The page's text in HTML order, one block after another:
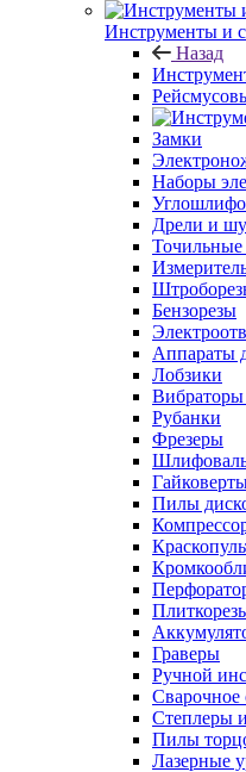
Инструменты и
Назад
Замки
Наборы
Дрели и
Точильные
Бензорезы
Аппараты
Лобзики
Вибраторы
Рубанки
Фрезеры
Пилы
Граверы
Ручной
Сварочное
Степлеры
Пилы
Лазерные